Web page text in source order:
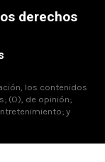
derechos
los contenidos
(O), de opinión;
y